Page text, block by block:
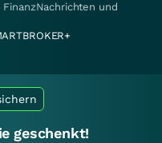
FinanzNachrichten und
geschenkt!